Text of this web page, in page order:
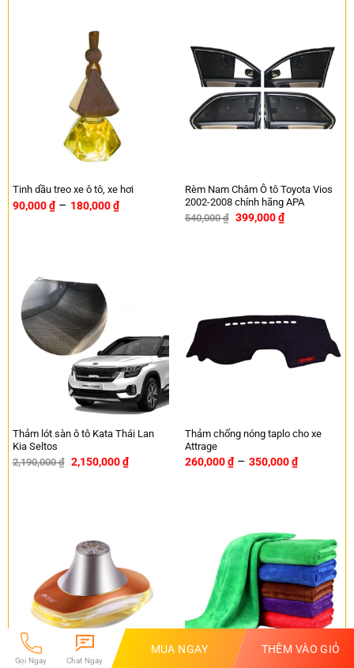
Tinh dầu treo xe ô tô, xe hơi
90,000₫ – 180,000₫
Rèm Nam Châm Ô tô Toyota Vios
2002-2008 chính hãng APA
540,000₫ 399,000₫
Thảm lót sàn ô tô Kata Thái Lan
Kia Seltos
2,190,000₫ 2,150,000₫
Thảm chống nóng taplo cho xe
Attrage
260,000₫ – 350,000₫
Gọi Ngay Chat Ngay
MUA NGAY THÊM VÀO GIỎ